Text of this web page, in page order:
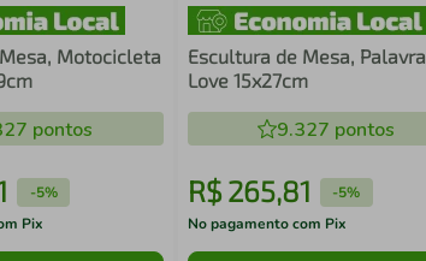
Motocicleta
pontos
-5%
Pix
Escultura de Mesa, Palavra
Love 15x27cm
9.327 pontos
R$ 265,81 -5%
No pagamento com Pix